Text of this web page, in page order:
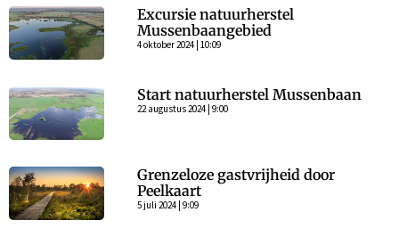
Excursie natuurherstel
Mussenbaangebied
4 oktober 2024 | 10:09
Start natuurherstel Mussenbaan
22 augustus 2024 | 9:00
Grenzeloze gastvrijheid door
Peelkaart
5 juli 2024 | 9:09